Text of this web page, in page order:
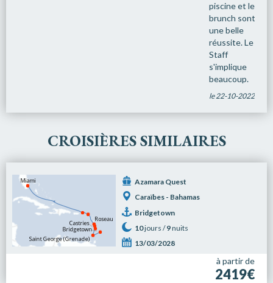
piscine et le
brunch sont
une belle
réussite. Le
Staff
s'implique
beaucoup.
le 22-10-2022
CROISIÈRES SIMILAIRES
Azamara Quest
Caraïbes - Bahamas
Bridgetown
10jours /9nuits
13/03/2028
à partir de
2419€